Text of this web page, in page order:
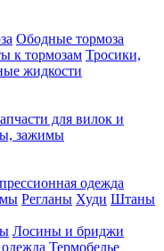
Ободные тормоза
к тормозам Тросики,
жидкости
для вилок и
зажимы
одежда
Регланы Худи Штаны
Лосины и бриджи
Термобелье